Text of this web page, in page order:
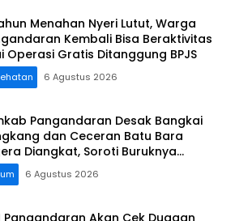
Menahan Nyeri Lutut, Warga
Kembali Bisa Beraktivitas
Operasi Gratis Ditanggung BPJS
6 Agustus 2026
Pangandaran Desak Bangkai
dan Ceceran Batu Bara
Diangkat, Soroti Buruknya
Perusahaan
6 Agustus 2026